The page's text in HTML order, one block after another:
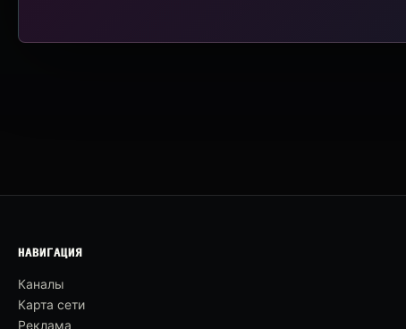
НАВИГАЦИЯ
Каналы
Карта сети
Реклама